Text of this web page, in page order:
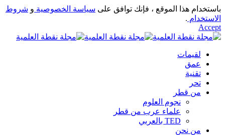
باستخدام هذا الموقع ، فإنك توافق على سياسة الخصوصية و شروط
الاستخدام .
Accept
لقيمات
عمق
تقنية
تحر
من قطر
نجوم العلوم
علماء عرب من قطر
TED بالعربي
من نحن